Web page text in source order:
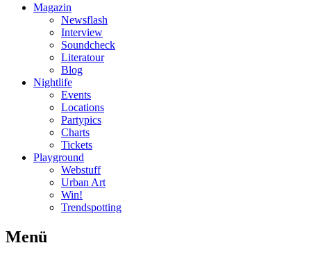
Magazin
Newsflash
Interview
Soundcheck
Literatour
Blog
Nightlife
Events
Locations
Partypics
Charts
Tickets
Playground
Webstuff
Urban Art
Win!
Trendspotting
Menü